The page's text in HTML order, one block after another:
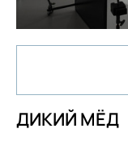
ДИКИЙ МЁД